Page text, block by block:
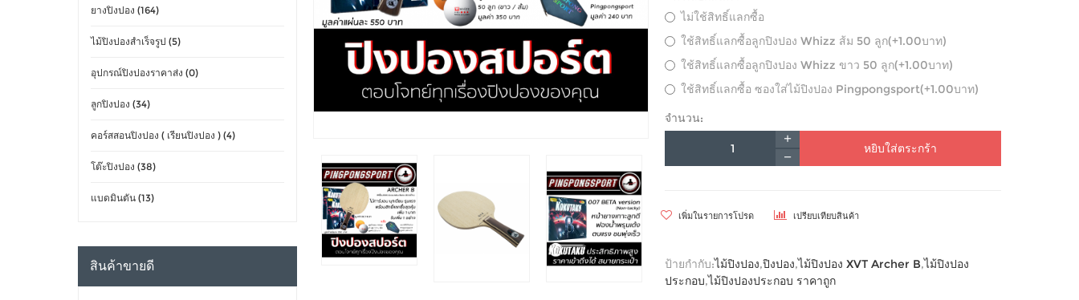
ยางปิงปอง (164)
ไม้ปิงปองสำเร็จรูป (5)
อุปกรณ์ปิงปองราคาส่ง (0)
ลูกปิงปอง (34)
คอร์สสอนปิงปอง ( เรียนปิงปอง ) (4)
โต๊ะปิงปอง (38)
แบดมินตัน (13)
สินค้าขายดี
ไม่ใช้สิทธิ์แลกซื้อ
ใช้สิทธิ์แลกซื้อลูกปิงปอง Whizz ส้ม 50 ลูก(+1.00บาท)
ใช้สิทธิ์แลกซื้อลูกปิงปอง Whizz ขาว 50 ลูก(+1.00บาท)
ใช้สิทธิ์แลกซื้อ ซองใส่ไม้ปิงปอง Pingpongsport(+1.00บาท)
จำนวน:
หยิบใส่ตระกร้า
เพิ่มในรายการโปรด เปรียบเทียบสินค้า
ป้ายกำกับ:ไม้ปิงปอง,ปิงปอง,ไม้ปิงปอง XVT Archer B,ไม้ปิงปอง
ประกอบ,ไม้ปิงปองประกอบ ราคาถูก